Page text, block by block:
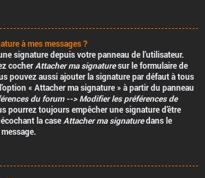
à mes messages ?
signature depuis votre panneau de l’utilisateur.
cocher Attacher ma signaturesur le formulaire de
pouvez aussi ajouter la signature par défaut à tous
« Attacher ma signature » à partir du panneau
du forum --> Modifier les préférences de
pourrez toujours empêcher une signature d’être
la case Attacher ma signaturedans le